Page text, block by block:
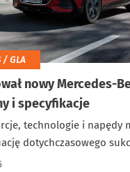
/ GLA
nowy Mercedes-
i specyfikacje
technologie i napędy
dotychczasowego